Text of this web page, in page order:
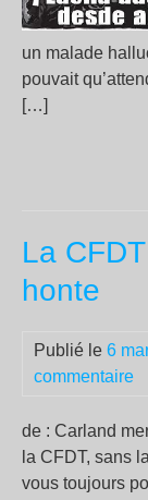
un malade
pouvait
[…]
La
honte
Publié le 6
commentaire
de : Carland
la CFDT, sans
vous toujours